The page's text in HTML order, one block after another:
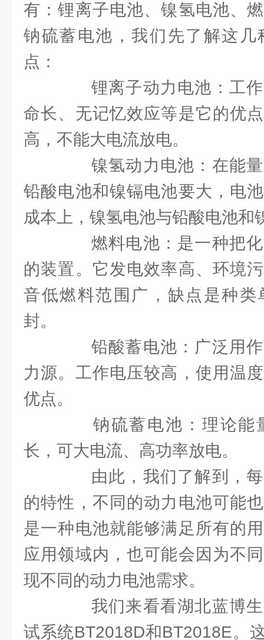
有：锂离子电池、镍氢电池、
钠硫蓄电池，我们先了解这几
点：
锂离子动力电池：工作
命长、无记忆效应等是它的优
高，不能大电流放电。
镍氢动力电池：在能量
铅酸电池和镍镉电池要大，电
成本上，镍氢电池与铅酸电池和
燃料电池：是一种把化
的装置。它发电效率高、环境
音低燃料范围广，缺点是种类
封。
铅酸蓄电池：广泛用作
力源。工作电压较高，使用温
优点。
钠硫蓄电池：理论能
长，可大电流、高功率放电。
由此，我们了解到，每
的特性，不同的动力电池可能
是一种电池就能够满足所有的
应用领域内，也可能会因为不
现不同的动力电池需求。
我们来看看湖北蓝博生
试系统BT2018D和BT2018E。